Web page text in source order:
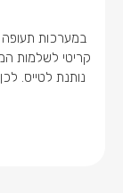
במערכות תעופה
קריטי לשלמות
נותנת לטייס.